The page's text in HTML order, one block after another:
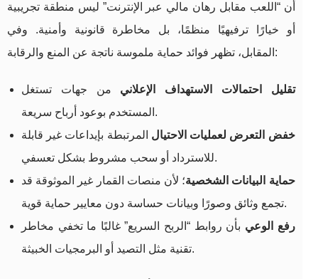
أن “اللعب مقابل رهان مالي عبر الإنترنت” ليس منطقة تجريبية
أو خيارًا ترفيهيًا منظمًا، بل مخاطرة قانونية وأمنية. وفي
المقابل، تظهر فوائد حماية ملموسة ناتجة عن المنع والرقابة:
تقليل احتمالات الاستهداف الإعلاني من جهات تستغل
المستخدم بوعود أرباح سريعة.
خفض التعرض لعمليات الاحتيال المرتبطة بإيداعات غير قابلة
للاسترداد أو سحب مشروط بشكل تعسفي.
حماية البيانات الشخصية؛ لأن منصات القمار غير الموثوقة قد
تجمع وثائق وصورًا وبيانات حساسة دون معايير حماية قوية.
رفع الوعي بأن روابط “الربح السريع” غالبًا ما تخفي مخاطر
تقنية مثل التصيد أو البرمجيات الخبيثة.